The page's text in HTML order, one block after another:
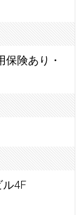
険あり・
ル4F